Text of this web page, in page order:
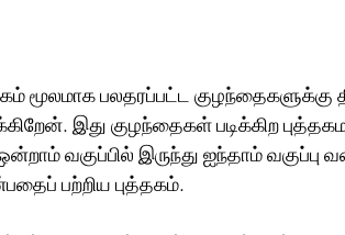
மூலமாக பலதரப்பட்ட
இது குழந்தைகள் படிக்கிற
வகுப்பில் இருந்து ஐந்தாம்
பற்றிய புத்தகம்.